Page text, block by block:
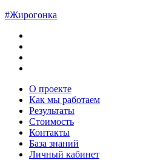
#Жирогонка
О проекте
Как мы работаем
Результаты
Стоимость
Контакты
База знаний
Личный кабинет